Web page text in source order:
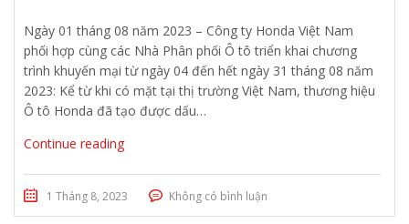
Ngày 01 tháng 08 năm 2023 – Công ty Honda Việt Nam
phối hợp cùng các Nhà Phân phối Ô tô triển khai chương
trình khuyến mại từ ngày 04 đến hết ngày 31 tháng 08 năm
2023: Kể từ khi có mặt tại thị trường Việt Nam, thương hiệu
Ô tô Honda đã tạo được dấu…
Continue reading
1 Tháng 8, 2023 Không có bình luận